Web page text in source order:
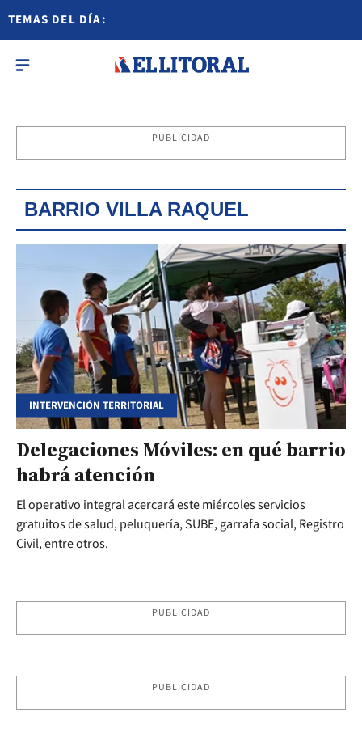
TEMAS DEL DÍA:
PUBLICIDAD
BARRIO VILLA RAQUEL
INTERVENCIÓN TERRITORIAL
Delegaciones Móviles: en qué barrio
habrá atención
El operativo integral acercará este miércoles servicios
gratuitos de salud, peluquería, SUBE, garrafa social, Registro
Civil, entre otros.
PUBLICIDAD
PUBLICIDAD